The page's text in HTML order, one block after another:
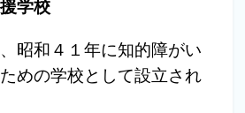
学校
昭和４１年に知的障がい
めの学校として設立され